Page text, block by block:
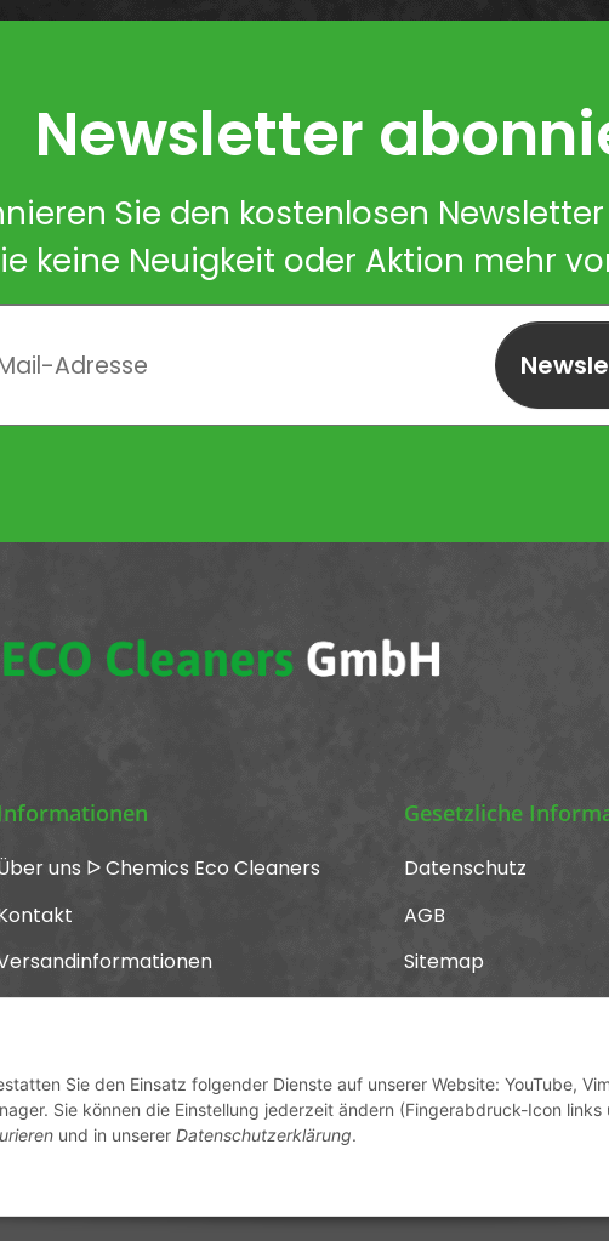
Sie den Einsatz folgender Dienste auf unserer Website: YouTube,
Sie können die Einstellung jederzeit ändern (Fingerabdruck-Icon links
und in unserer Datenschutzerklärung.
Newsletter
Sie den kostenlosen
keine Neuigkeit oder Aktion mehr
uns ᐅ Chemics Eco Cleaners
Gesetzliche
Datenschutz
AGB
Sitemap
Impressum